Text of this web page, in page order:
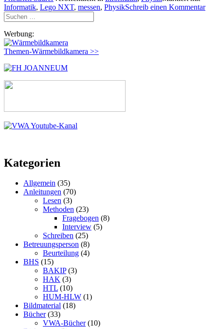
Informatik, Lego NXT, messen, PhysikSchreib einen Kommentar
Suchen
nach:
Werbung:
Themen-Wärmebildkamera >>
Kategorien
Allgemein (35)
Anleitungen (70)
Lesen (3)
Methoden (23)
Fragebogen (8)
Interview (5)
Schreiben (25)
Betreuungsperson (8)
Beurteilung (4)
BHS (15)
BAKIP(3)
HAK (3)
HTL (10)
HUM-HLW (1)
Bildmaterial (18)
Bücher(33)
VWA-Bücher(10)